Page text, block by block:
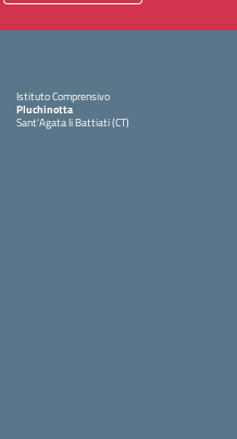
Istituto Comprensivo
Pluchinotta
Sant'Agata li Battiati (CT)
— Visita la pagina iniziale della scuola